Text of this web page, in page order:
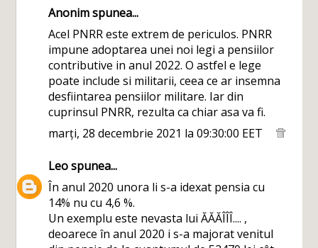
Anonim spunea...
Acel PNRR este extrem de periculos. PNRR
impune adoptarea unei noi legi a pensiilor
contributive in anul 2022. O astfel e lege
poate include si militarii, ceea ce ar insemna
desfiintarea pensiilor militare. Iar din
cuprinsul PNRR, rezulta ca chiar asa va fi.
marți, 28 decembrie 2021 la 09:30:00 EET
Leospunea...
În anul 2020 unora li s-a idexat pensia cu
14% nu cu 4,6 %.
Un exemplu este nevasta lui ĂĂĂÎÎÎ.... ,
deoarece în anul 2020 i s-a majorat venitul